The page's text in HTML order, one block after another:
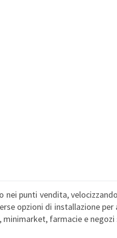
punti vendita,
opzioni di installazione
farmacie e